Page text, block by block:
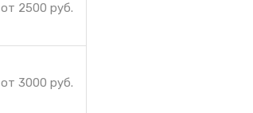
от 2500 руб.
от 3000 руб.